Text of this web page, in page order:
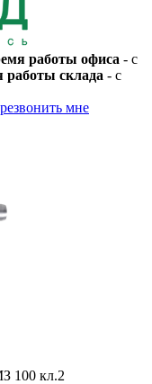
работы офиса - с
работы склада - с
мне
100 кл.2